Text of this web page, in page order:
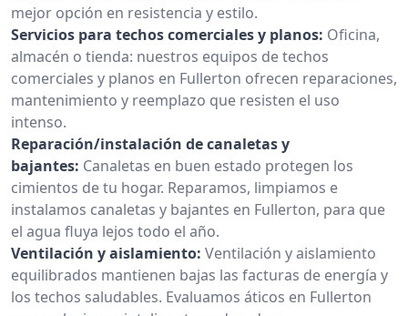
mejor opción en resistencia y estilo.
Servicios para techos comerciales y planos: Oficina,
almacén o tienda: nuestros equipos de techos
comerciales y planos en Fullerton ofrecen reparaciones,
mantenimiento y reemplazo que resisten el uso
intenso.
Reparación/instalación de canaletas y
bajantes: Canaletas en buen estado protegen los
cimientos de tu hogar. Reparamos, limpiamos e
instalamos canaletas y bajantes en Fullerton, para que
el agua fluya lejos todo el año.
Ventilación y aislamiento: Ventilación y aislamiento
equilibrados mantienen bajas las facturas de energía y
los techos saludables. Evaluamos áticos en Fullerton